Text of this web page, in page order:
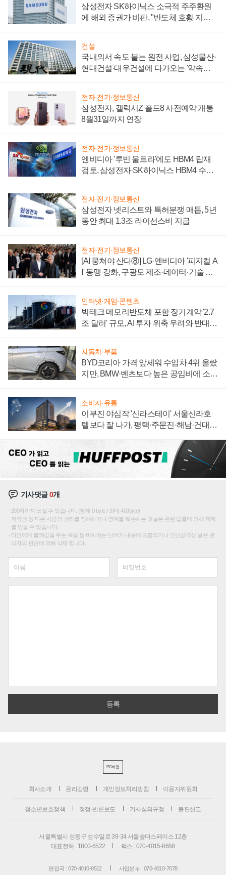
삼성전자 SK하이닉스 소극적 주주환원
에 해외 증권가 비판, "반도체 호황 지속
건설
국내외서 속도 붙는 원전 사업, 삼성물산·
현대건설·대우건설에 다가오는 '약속의
전자·전기·정보통신
삼성전자, 갤럭시Z 폴드8 사전예약 개통
8월31일까지 연장
전자·전기·정보통신
엔비디아 '루빈 울트라'에도 HBM4 탑재
검토, 삼성전자·SK하이닉스 HBM4 수율
전자·전기·정보통신
삼성전자 넷리스트와 특허분쟁 매듭, 5년
동안 최대 1.3조 라이선스비 지급
전자·전기·정보통신
[AI 뭉쳐야 산다⑧] LG·엔비디아 '피지컬 A
I' 동맹 강화, 구광모 제조·데이터·기술 결
인터넷·게임·콘텐츠
빅테크 메모리반도체 포함 장기계약 '2.7
조 달러' 규모, AI 투자 위축 우려와 반대
자동차·부품
BYD코리아 가격 앞세워 수입차 4위 올랐
지만, BMW·벤츠보다 높은 공임비에 소비
소비자·유통
이부진 야심작 '신라스테이' 서울신라호
텔보다 잘 나가, 평택·주문진·해남·건대로
기사댓글0개
200자까지 쓰실 수 있습니다. (현재 0 byte / 최대 400byte)
저작권 등 다른 사람의 권리를 침해하거나 명예를 훼손하는 댓글은 관련 법률에 의해 제재
를 받을 수 있습니다.
타인에게 불쾌감을 주는 욕설 등 비하하는 단어가 내용에 포함되거나 인신공격성 글은 관
리자의 판단에 의해 삭제 합니다.
PC버전
회사소개 윤리강령 개인정보처리방침 이용자위원회
청소년보호정책 정정·반론보도 기사심의규정 불편신고
서울특별시 성동구 성수일로 39-34 서울숲더스페이스 12층
대표전화 : 1800-6522
팩스 : 070-4015-8658
편집국 : 070-4010-8512
사업본부 : 070-4010-7078